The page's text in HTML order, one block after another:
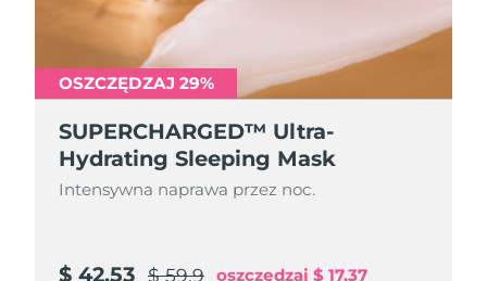
OSZCZĘDZAJ 29%
SUPERCHARGED™ Ultra-
Hydrating Sleeping Mask
Intensywna naprawa przez noc.
$ 42,53 $ 59,9 oszczędzaj $ 17,37